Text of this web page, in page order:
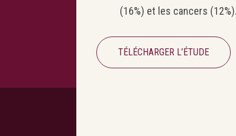
(16%) et les cancers (12%).
TÉLÉCHARGER L’ÉTUDE